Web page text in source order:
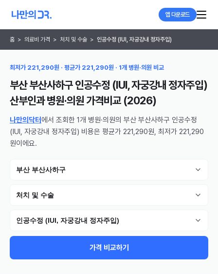
앱 다운로드
홈 > 의료비 가격 > 처치 및 수술 > 인공수정 (IUI, 자궁강내 정자주입)
최저가 221,290원 · 평균가 221,290원 · 1개 병원·의원 비교
부산 부산사하구 인공수정 (IUI, 자궁강내 정자주입)
산부인과 병원·의원가격비교 (2026)
나만의닥터 에서 조회한 1개 병원·의원의 부산 부산사하구 인공수정
(IUI, 자궁강내 정자주입) 비용은 평균가 221,290원, 최저가 221,290
원이에요.
부산 부산사하구
처치 및 수술
인공수정 (IUI, 자궁강내 정자주입)
가격 비교하기